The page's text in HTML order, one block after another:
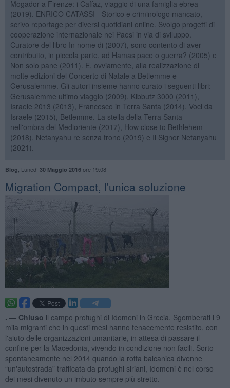
Mogador a Firenze: i Caffaz, viaggio di una famiglia ebrea
(2019). ENRICO CATASSI - Storico e criminologo mancato,
scrivo reportage per diversi quotidiani online. Svolgo progetti di
cooperazione internazionale nei Paesi in via di sviluppo.
Curatore del libro In nome di (2007), sono contento di aver
contribuito, in piccola parte, ad Hamas pace o guerra? (2005) e
Non solo pane (2011). E, ovviamente, alla realizzazione di
molte edizioni del Concerto di Natale a Betlemme e
Gerusalemme. Gli autori insieme hanno curato i seguenti libri:
Gerusalemme ultimo viaggio (2009), Kibbutz 3000 (2011),
Israele 2013 (2013), Francesco in Terra Santa (2014). Voci da
Israele (2015), Betlemme. La stella della Terra Santa
nell'ombra del Medioriente (2017), How close to Bethlehem
(2018), Netanyahu re senza trono (2019) e Il Signor Netanyahu
(2021).
Blog Lunedì 30 Maggio 2016ore 19:08
Migration Compact, l'unica soluzione
. — Chiuso il campo profughi di Idomeni in Grecia. Sgomberati i 9
mila migranti che in questi mesi hanno tenacemente resistito, con
l'aiuto delle organizzazioni umanitarie, in attesa di passare il
confine per la Macedonia, vivendo in condizione non facili. Sorto
spontaneamente nel 2014 quando la rotta balcanica divenne
“un'autostrada” trafficata da profughi siriani, Idomeni è nel corso
dei mesi divenuto un imbuto sempre più stretto.